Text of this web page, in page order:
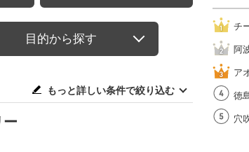
目的から探す
もっと詳しい条件で絞り込む
ー
チ
阿
ア
徳
穴